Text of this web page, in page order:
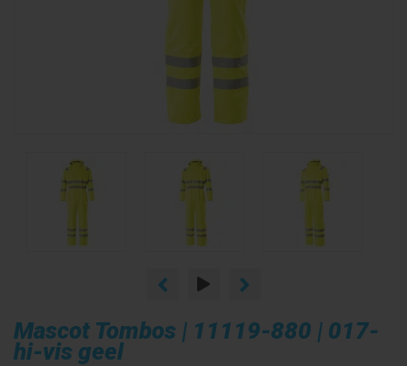
Mascot Tombos | 11119-880 | 017-
hi-vis geel